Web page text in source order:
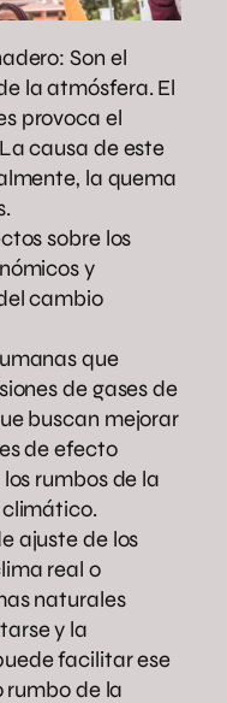
Son el
la atmósfera. El
provoca el
causa de este
la quema
sobre los
y
cambio
que
de gases de
buscan mejorar
de efecto
rumbos de la
ajuste de los
real o
naturales
y la
facilitar ese
rumbo de la